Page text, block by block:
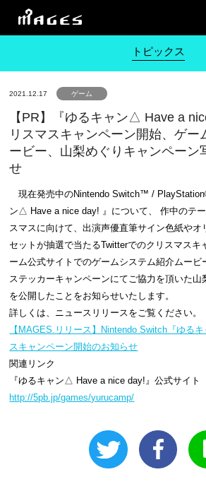
トピックス
2021.12.17 ゲーム
【PR】『ゆるキャン△ Have a
リスマスキャンペーン開始、ゲー
ービー、山梨めぐりキャンペーン
せ
現在発売中のNintendo Switch™ /
ン△ Have a nice day! 』について、 作中のテ
スマスに向けて、出演声優直筆サイン色紙やオ
セットが抽選で当たるTwitterでのクリスマスキ
ーム公式サイトでのゲームシステム紹介ムービ
ステッカーキャンペーンにてご協力を頂いた山
を公開したことをお知らせいたします。
詳しくは、ニュースリリースをご覧ください。
【MAGES.リリース】Nintendo Switch『ゆる
スキャンペーン開始のお知らせ
関連リンク
『ゆるキャン△ Have a nice day!』公式サイト
http://5pb.jp/games/yurucamp/